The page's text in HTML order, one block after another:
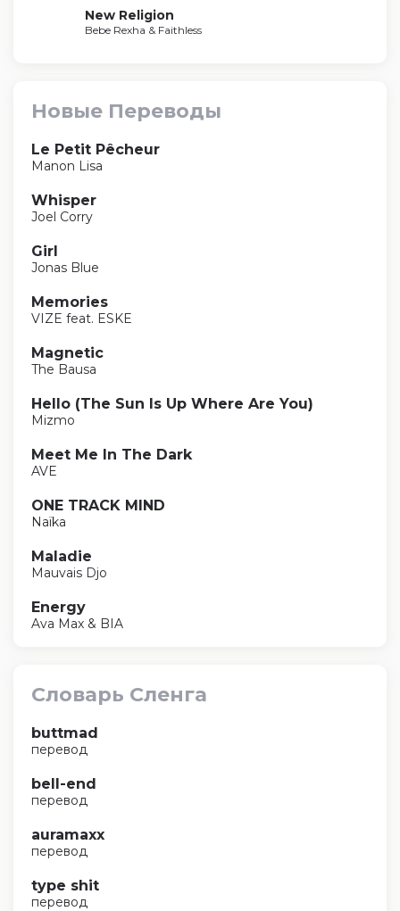
New Religion
Bebe Rexha & Faithless
Новые Переводы
Le Petit Pêcheur
Manon Lisa
Whisper
Joel Corry
Girl
Jonas Blue
Memories
VIZE feat. ESKE
Magnetic
The Bausa
Hello (The Sun Is Up Where Are You)
Mizmo
Meet Me In The Dark
AVE
ONE TRACK MIND
Naïka
Maladie
Mauvais Djo
Energy
Ava Max & BIA
Словарь Сленга
buttmad
перевод
bell-end
перевод
auramaxx
перевод
type shit
перевод